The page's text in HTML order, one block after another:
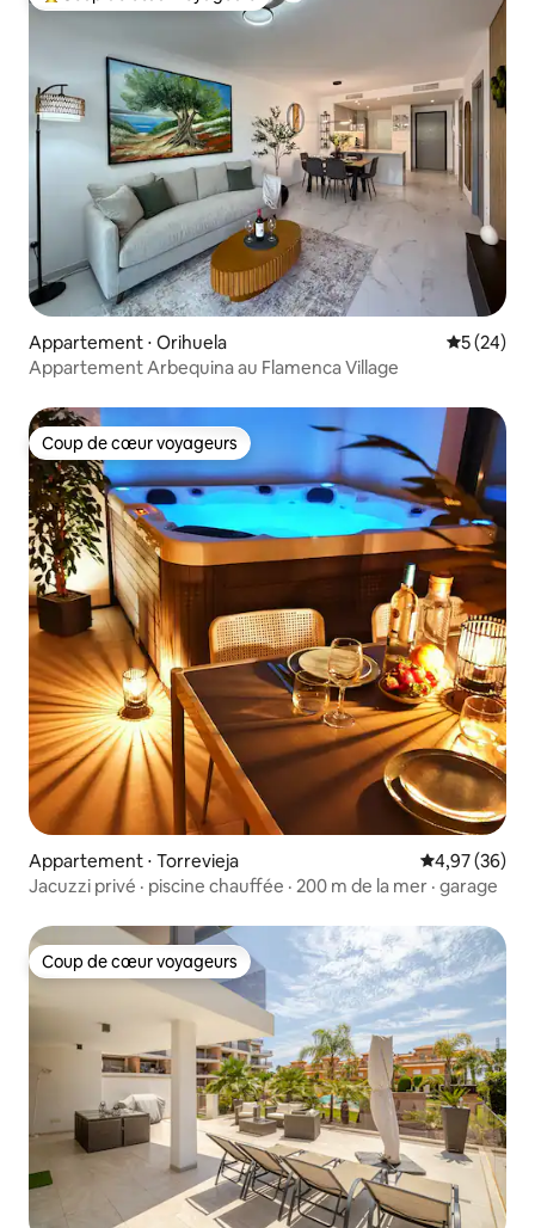
Coups de cœur voyageurs les plus appréciés
Appartement ⋅ Orihuela
5 (24)
Appartement Arbequina au Flamenca Village
Coup de cœur voyageurs
Coup de cœur voyageurs
Appartement ⋅ Torrevieja Évaluation
4,97 (36)
Jacuzzi privé · piscine chauffée · 200 m de la mer · garage
Coup de cœur voyageurs
Coup de cœur voyageurs